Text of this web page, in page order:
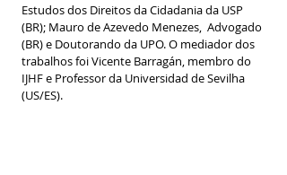
Estudos dos Direitos da Cidadania da USP
(BR); Mauro de Azevedo Menezes,  Advogado
(BR) e Doutorando da UPO. O mediador dos
trabalhos foi Vicente Barragán, membro do
IJHF e Professor da Universidad de Sevilha
(US/ES).